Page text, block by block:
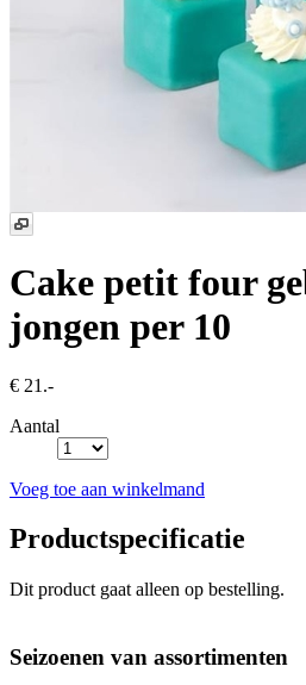
Cake petit four
jongen per 10
€ 21.-
Aantal
Voeg toe aan winkelmand
Productspecificatie
Dit product gaat alleen op bestelling.
Seizoenen van assortimenten